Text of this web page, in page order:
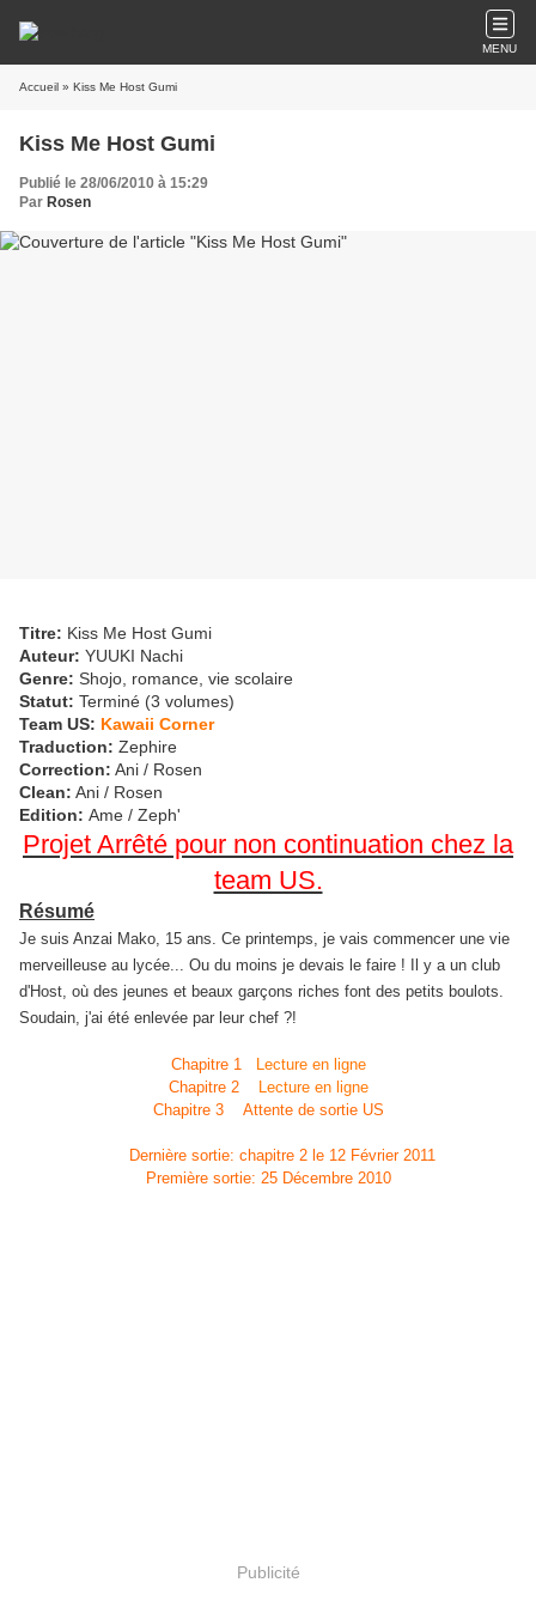
MENU
Accueil » Kiss Me Host Gumi
Kiss Me Host Gumi
Publié le 28/06/2010 à 15:29
Par Rosen
Titre: Kiss Me Host Gumi
Auteur: YUUKI Nachi
Genre: Shojo , romance, vie scolaire
Statut: Terminé (3 volumes)
Team US: Kawaii Corner
Traduction: Zephire
Correction: Ani / Rosen
Clean: Ani / Rosen
Edition: Ame / Zeph'
Projet Arrêté pour non continuation chez la
team US.
Résumé
Je suis Anzai Mako, 15 ans. Ce printemps, je vais commencer une vie
merveilleuse au lycée... Ou du moins je devais le faire ! Il y a un club
d'Host, où des jeunes et beaux garçons riches font des petits boulots.
Soudain, j'ai été enlevée par leur chef ?!
Chapitre 1
Lecture en ligne
Chapitre 2
Lecture en ligne
Chapitre 3 Attente de sortie US
Dernière sortie: chapitre 2 le 12 Février 2011
Première sortie: 25 Décembre 2010
Publicité